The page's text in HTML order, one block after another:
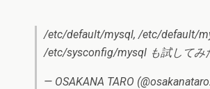
/etc/default/mysql, /etc/default/
/etc/sysconfig/mysql も試してみ
— OSAKANA TARO